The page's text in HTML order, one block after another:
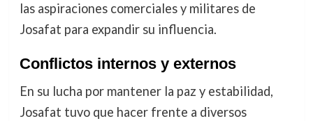
las aspiraciones comerciales y militares de
Josafat para expandir su influencia.
Conflictos internos y externos
En su lucha por mantener la paz y estabilidad,
Josafat tuvo que hacer frente a diversos